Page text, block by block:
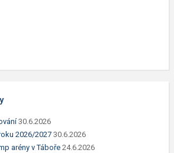
30.6.2026
2026/2027 30.6.2026
arény v Táboře 24.6.2026